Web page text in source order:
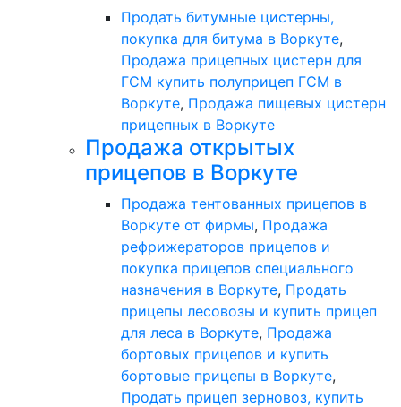
Продать битумные цистерны,
покупка для битума в Воркуте,
Продажа прицепных цистерн для
ГСМ купить полуприцеп ГСМ в
Воркуте, Продажа пищевых цистерн
прицепных в Воркуте
Продажа открытых
прицепов в Воркуте
Продажа тентованных прицепов в
Воркуте от фирмы, Продажа
рефрижераторов прицепов и
покупка прицепов специального
назначения в Воркуте, Продать
прицепы лесовозы и купить прицеп
для леса в Воркуте, Продажа
бортовых прицепов и купить
бортовые прицепы в Воркуте,
Продать прицеп зерновоз, купить